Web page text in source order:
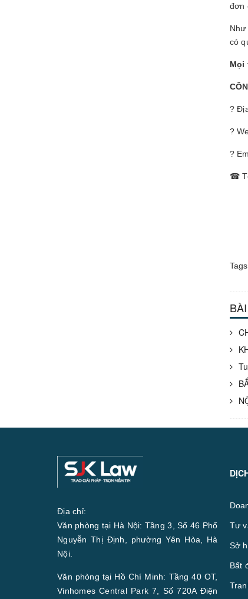
đơn
có
Mọi
?
?
?
☎
Địa chỉ:
Văn phòng tại Hà Nội: Tầng 3, Số 46 Phố
Nguyễn Thị Định, phường Yên Hòa, Hà
Nội.
Văn phòng tại Hồ Chí Minh: Tầng 40 OT,
Vinhomes Central Park 7, Số 720A Điện
Tư
Sở
Bất